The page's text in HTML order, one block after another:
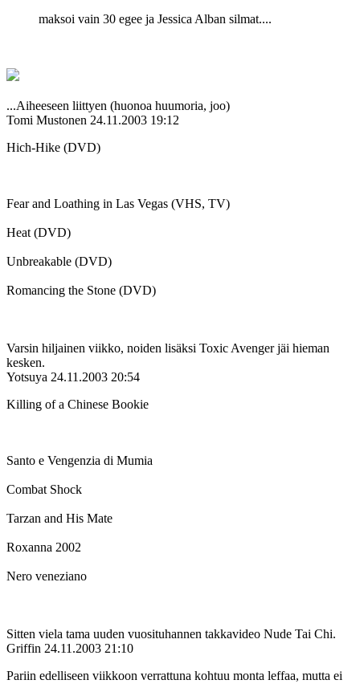
maksoi vain 30 egee ja Jessica Alban silmat....
...Aiheeseen liittyen (huonoa huumoria, joo)
Tomi Mustonen 24.11.2003 19:12
Hich-Hike (DVD)
Fear and Loathing in Las Vegas (VHS, TV)
Heat (DVD)
Unbreakable (DVD)
Romancing the Stone (DVD)
Varsin hiljainen viikko, noiden lisäksi Toxic Avenger jäi hieman
kesken.
Yotsuya 24.11.2003 20:54
Killing of a Chinese Bookie
Santo e Vengenzia di Mumia
Combat Shock
Tarzan and His Mate
Roxanna 2002
Nero veneziano
Sitten viela tama uuden vuosituhannen takkavideo Nude Tai Chi.
Griffin 24.11.2003 21:10
Pariin edelliseen viikkoon verrattuna kohtuu monta leffaa, mutta ei